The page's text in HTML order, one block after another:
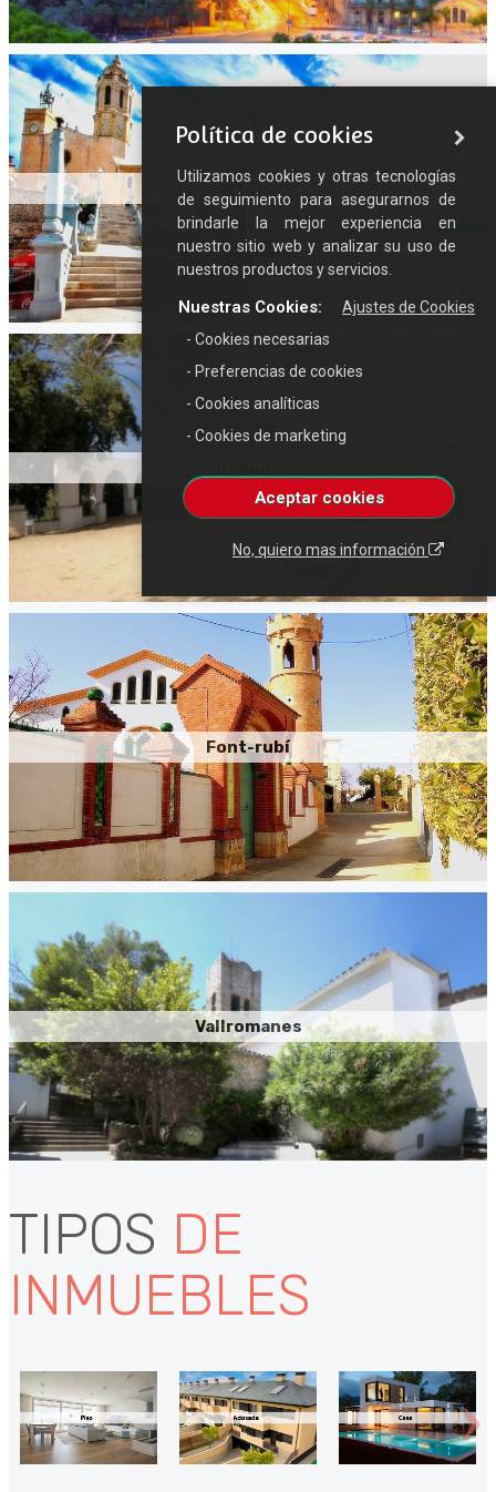
Sitges
Font-rubí
Vallromanes
TIPOS DE
INMUEBLES
Política de cookies
Utilizamos cookies y otras tecnologías
de seguimiento para asegurarnos de
brindarle la mejor experiencia en
nuestro sitio web y analizar su uso de
nuestros productos y servicios.
Aceptar cookies
No, quiero mas información
Ajustes de Cookies
- Cookies necesarias
Nuestras Cookies:
- Preferencias de cookies
- Cookies analíticas
- Cookies de marketing